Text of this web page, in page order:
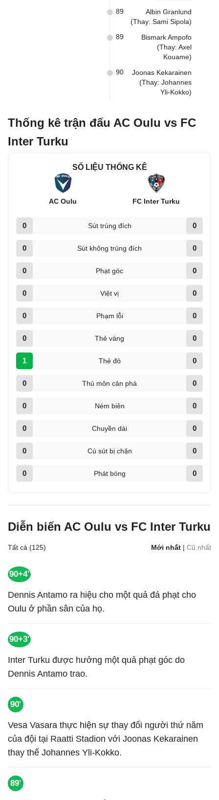
Albin Granlund
(Thay: Sami Sipola)
89
Bismark Ampofo
(Thay: Axel
Kouame)
89
Joonas Kekarainen
(Thay: Johannes
Yli-Kokko)
90
Thống kê trận đấu AC Oulu vs FC
Inter Turku
SỐ LIỆU THỐNG KÊ
AC Oulu FC Inter Turku
0 Sút trúng đích 0
0 Sút không trúng đích 0
0 Phạt góc 0
0 Việt vị 0
0 Phạm lỗi 0
0 Thẻ vàng 0
1 Thẻ đỏ 0
0 Thủ môn cản phá 0
0 Ném biên 0
0 Chuyền dài 0
0 Cú sút bị chặn 0
0 Phát bóng 0
Diễn biến AC Oulu vs FC Inter Turku
Tất cả (125) Mới nhất | Cũ nhất
90+4'
Dennis Antamo ra hiệu cho một quả đá phạt cho
Oulu ở phần sân của họ.
90+3'
Inter Turku được hưởng một quả phạt góc do
Dennis Antamo trao.
90'
Vesa Vasara thực hiện sự thay đổi người thứ năm
của đội tại Raatti Stadion với Joonas Kekarainen
thay thế Johannes Yli-Kokko.
89'